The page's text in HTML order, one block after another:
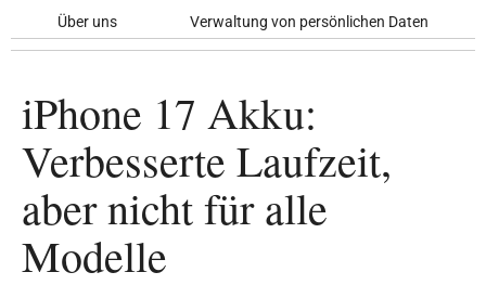
Über uns Verwaltung von persönlichen Daten
iPhone 17 Akku:
Verbesserte Laufzeit,
aber nicht für alle
Modelle